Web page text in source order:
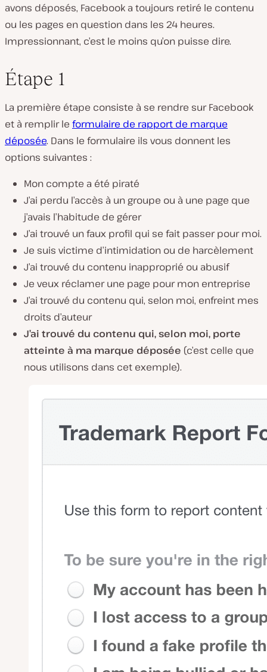
avons déposés, Facebook a toujours retiré le contenu
ou les pages en question dans les 24 heures.
Impressionnant, c’est le moins qu’on puisse dire.
Étape 1
La première étape consiste à se rendre sur Facebook
et à remplir le formulaire de rapport de marque
déposée. Dans le formulaire ils vous donnent les
options suivantes :
Mon compte a été piraté
J’ai perdu l’accès à un groupe ou à une page que
j’avais l’habitude de gérer
J’ai trouvé un faux profil qui se fait passer pour moi.
Je suis victime d’intimidation ou de harcèlement
J’ai trouvé du contenu inapproprié ou abusif
Je veux réclamer une page pour mon entreprise
J’ai trouvé du contenu qui, selon moi, enfreint mes
droits d’auteur
J’ai trouvé du contenu qui, selon moi, porte
atteinte à ma marque déposée (c’est celle que
nous utilisons dans cet exemple).